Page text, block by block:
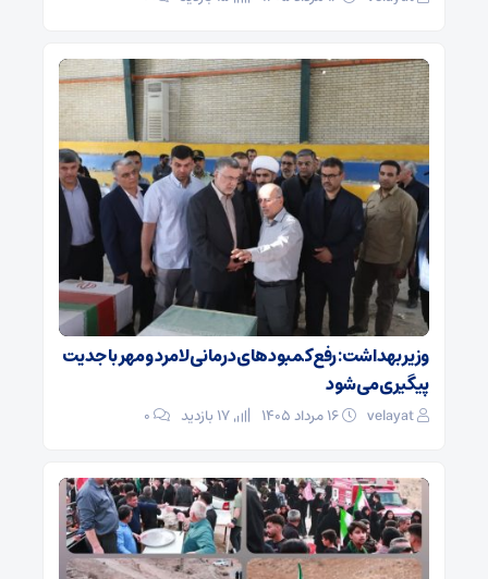
وزیر بهداشت: رفع کمبودهای درمانی لامرد و مهر با جدیت
پیگیری می‌شود
velayat ۰